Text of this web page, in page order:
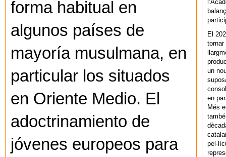
forma habitual en
algunos países de
mayoría musulmana, en
particular los situados
en Oriente Medio. El
adoctrinamiento de
jóvenes europeos para
El
un
en
Més